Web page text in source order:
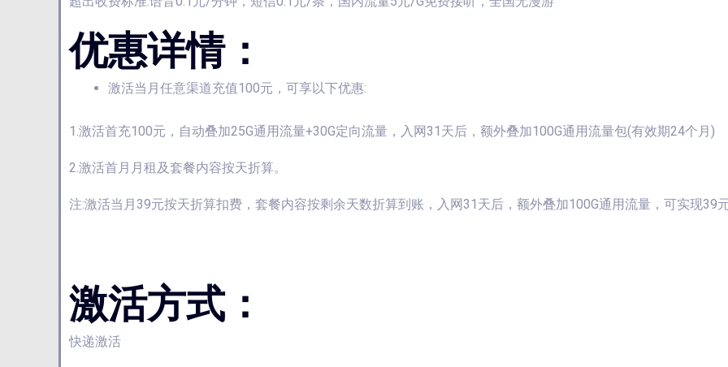
优惠详情：
激活当月任意渠道充值100元，可享以下优惠:
1.激活首充100元，自动叠加25G通用流量+30G定向流量，入网31天后，额外叠加100G通用流量包(有效期24个月)
2.激活首月月租及套餐内容按天折算。
注:激活当月39元按天折算扣费，套餐内容按剩余天数折算到账，入网31天后，额外叠加100G通用流量，可实现39
激活方式：
快递激活